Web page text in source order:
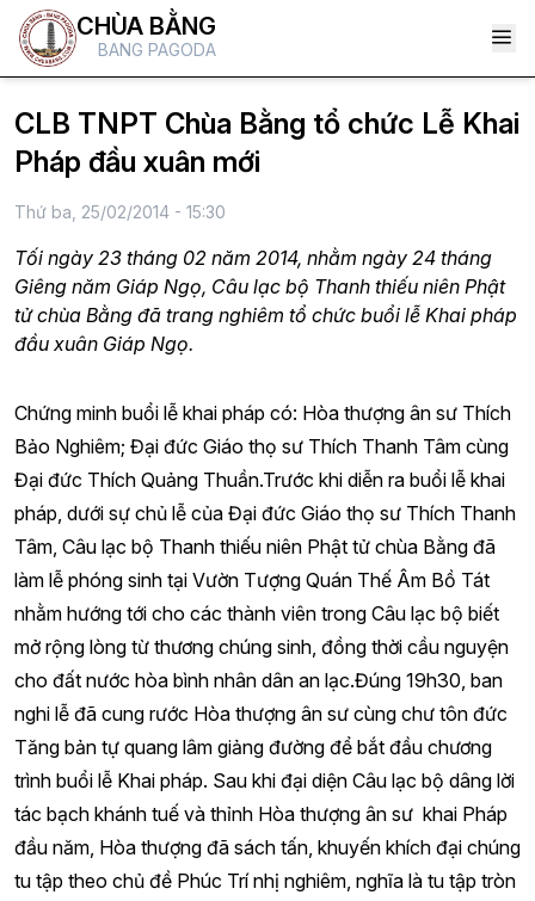
CHÙA BẰNG
BANG PAGODA
CLB TNPT Chùa Bằng tổ chức Lễ Khai
Pháp đầu xuân mới
Thứ ba, 25/02/2014 - 15:30
Tối ngày 23 tháng 02 năm 2014, nhằm ngày 24 tháng
Giêng năm Giáp Ngọ, Câu lạc bộ Thanh thiếu niên Phật
tử chùa Bằng đã trang nghiêm tổ chức buổi lễ Khai pháp
đầu xuân Giáp Ngọ.
Chứng minh buổi lễ khai pháp có: Hòa thượng ân sư Thích
Bảo Nghiêm; Đại đức Giáo thọ sư Thích Thanh Tâm cùng
Đại đức Thích Quảng Thuần.Trước khi diễn ra buổi lễ khai
pháp, dưới sự chủ lễ của Đại đức Giáo thọ sư Thích Thanh
Tâm, Câu lạc bộ Thanh thiếu niên Phật tử chùa Bằng đã
làm lễ phóng sinh tại Vườn Tượng Quán Thế Âm Bồ Tát
nhằm hướng tới cho các thành viên trong Câu lạc bộ biết
mở rộng lòng từ thương chúng sinh, đồng thời cầu nguyện
cho đất nước hòa bình nhân dân an lạc.Đúng 19h30, ban
nghi lễ đã cung rước Hòa thượng ân sư cùng chư tôn đức
Tăng bản tự quang lâm giảng đường để bắt đầu chương
trình buổi lễ Khai pháp. Sau khi đại diện Câu lạc bộ dâng lời
tác bạch khánh tuế và thỉnh Hòa thượng ân sư khai Pháp
đầu năm, Hòa thượng đã sách tấn, khuyến khích đại chúng
tu tập theo chủ đề Phúc Trí nhị nghiêm, nghĩa là tu tập tròn